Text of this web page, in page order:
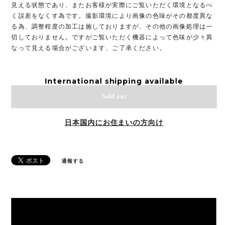
見える状態であり、またお客様が実際にご覧いただく環境となるべ
く誤差をなくす為です。撮影環境により画像の色味がその都度異な
る為、調整程度の加工は施しておりますが、その他の画像処理は一
切しておりません。ですがご覧いただく機器によって色味が少々異
なって見える場合がございます、ご了承ください。
International shipping available
Sold out
日本国内にお住まいの方向け
通報する